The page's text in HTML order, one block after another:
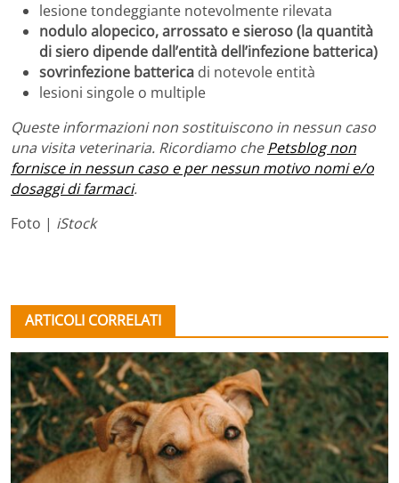
lesione tondeggiante notevolmente rilevata
nodulo alopecico, arrossato e sieroso (la quantità
di siero dipende dall’entità dell’infezione batterica)
sovrinfezione batterica di notevole entità
lesioni singole o multiple
Queste informazioni non sostituiscono in nessun caso
una visita veterinaria. Ricordiamo chePetsblog non
fornisce in nessun caso e per nessun motivo nomi e/o
dosaggi di farmaci.
Foto | iStock
ARTICOLI CORRELATI